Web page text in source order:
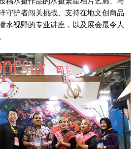
守护者闯关挑战、支持在地文创商品
水视野的专业讲座，以及展会最令人